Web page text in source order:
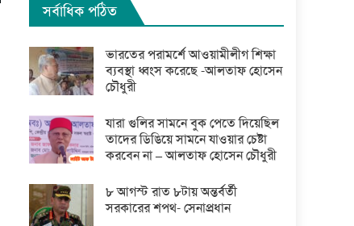
সর্বাধিক পঠিত
ভারতের পরামর্শে আওয়ামীলীগ শিক্ষা
ব্যবস্থা ধ্বংস করেছে -আলতাফ হোসেন
চৌধুরী
যারা গুলির সামনে বুক পেতে দিয়েছিল
তাদের ডিঙিয়ে সামনে যাওয়ার চেষ্টা
করবেন না – আলতাফ হোসেন চৌধুরী
৮ আগস্ট রাত ৮টায় অন্তর্বর্তী
সরকারের শপথ- সেনাপ্রধান